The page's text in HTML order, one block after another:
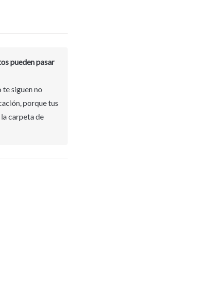
pueden pasar
te siguen no
porque tus
carpeta de